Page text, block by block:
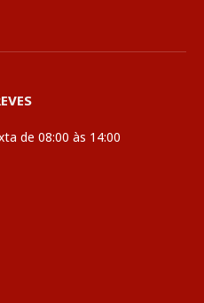
de 08:00 às 14:00